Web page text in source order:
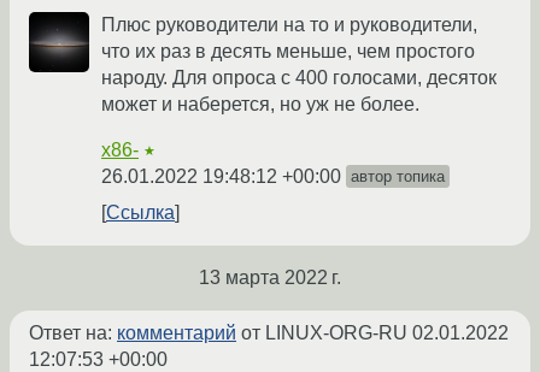
Плюс руководители на то и руководители,
что их раз в десять меньше, чем простого
народу. Для опроса с 400 голосами, десяток
может и наберется, но уж не более.
x86- ★
26.01.2022 19:48:12 +00:00 автор топика
Ссылка
13 марта 2022 г.
Ответ на: комментарий от LINUX-ORG-RU 02.01.2022
12:07:53 +00:00